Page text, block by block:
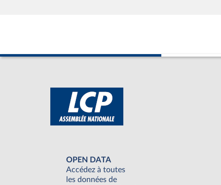
OPEN DATA
Accédez à toutes
les données de